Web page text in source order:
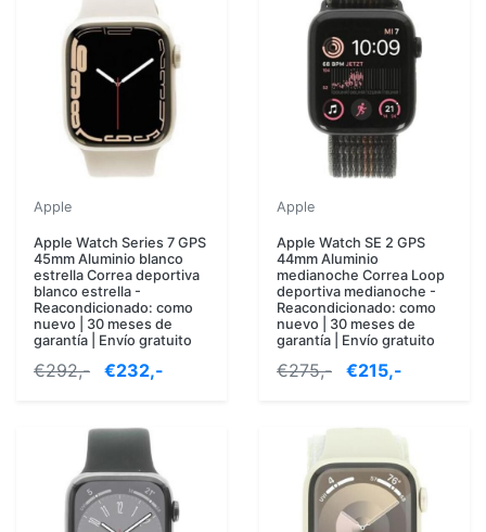
Apple
Apple Watch Series 7 GPS
45mm Aluminio blanco
estrella Correa deportiva
blanco estrella -
Reacondicionado: como
nuevo | 30 meses de
garantía | Envío gratuito
€292,- €232,-
Apple
Apple Watch SE 2 GPS
44mm Aluminio
medianoche Correa Loop
deportiva medianoche -
Reacondicionado: como
nuevo | 30 meses de
garantía | Envío gratuito
€275,- €215,-